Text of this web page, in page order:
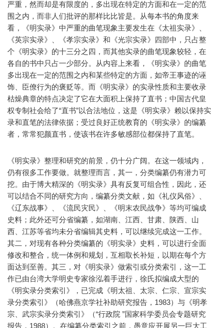
严重，然而却是有限度的，多出现在特定的方面和在一定的范
围之内，而非人们批评的那样比比皆是。从每本书的角度来
看，《明实录》中严重的曲笔现象主要发生在《太祖实录》、
《英宗实录》、《孝宗实录》和《光宗实录》四部中，只占整
个《明实录》的十三分之四，而其他实录的曲笔现象较轻，在
各自的书中只占一少部分。从内容上来看，《明实录》的曲笔
多出现在一定的范围之内和某些特定的方面，如帝王事迹的诬
饰、臣僚行为的褒贬等。而《明实录》的实录性质和主要收录
枯燥典章的特点决定了它在大面积上保持了直书；中国古代皇
权专制社会给了“直书”以合法地位，这是《明实录》赖以保持实
录和直笔的法律依据；受过良好正统教育的《明实录》的编纂
者，常常犯颜直书，使该书在许多敏感部位都保持了直笔。
《明实录》整理和研究的前景，仍十分广阔。在这一领域内，
仍有很多工作要做。就整理而言，其一，分类编纂仍有潜力可
挖。由于博大精深的《明实录》具有反复可组合性，因此，还
可以结合不同的研究方向，编纂分类文献，如《礼仪风俗》、
《辽东战事》、《流民灾民》、《明末农民战争》等均可编成
史料；此外还可分省编纂，如湖南、江西、甘肃、陕西、山
西、江苏等省均未分省编辑其史料，可以继续完成这一工作。
其二，对现有各种分类编纂的《明实录》史料，可以进行全面
修改和整合，统一体例和规划，互相取长补短，以期在每个方
面达到至善。其三，对《明实录》做索引或分类索引，这一工
作已由台湾大学明史专家徐泓着手进行，徐氏拟编成大型的
《明实录分类索引》，已完成《明太祖、太宗、仁宗、宣宗实
录分类索引》（哈佛燕京学社补助研究报告，1983）与《明孝
宗、武宗实录分类索引》（“行政院 ”国家科学委员会专题研究
报告，1988）。在编纂分类索引之前，愚意应开展另一巨大工